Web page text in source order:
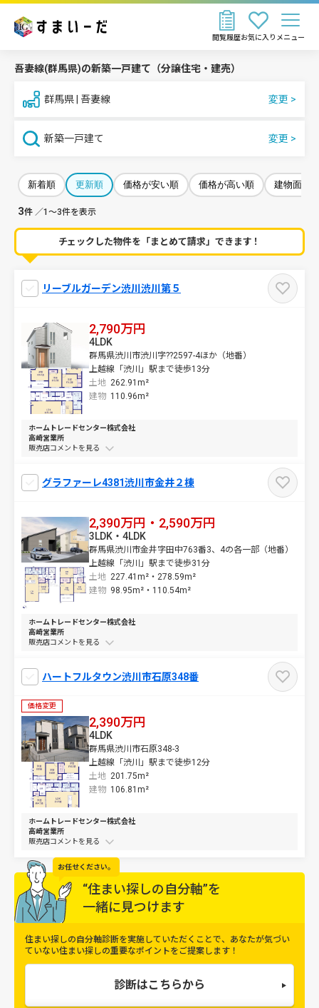
お気に入り
閲覧履歴 メニュー
吾妻線(群馬県)の新築一戸建て（分譲住宅・建売）
群馬県 | 吾妻線
新築一戸建て
新着順 更新順 価格が安い順 価格が高い順 建物面積
3件 ／1～3件を表示
チェックした物件を「まとめて請求」できます！
リーブルガーデン渋川渋川第５
2,790万円
群馬県渋川市渋川字??2597-4ほか（地番）
上越線「渋川」駅まで徒歩13分
土地 262.91m²
4LDK
建物 110.96m²
ホームトレードセンター株式会社
高崎営業所
販売店コメントを
グラファーレ4381渋川市金井２棟
2,390万円・2,590万円
群馬県渋川市金井字田中763番3、4の各一部（地番）
上越線「渋川」駅まで徒歩31分
土地 227.41m²・ 278.59m²
3LDK・4LDK
建物 98.95m²・ 110.54m²
ホームトレードセンター株式会社
高崎営業所
販売店コメントを
ハートフルタウン渋川市石原348番
価格変更
2,390万円
群馬県渋川市石原348-3
上越線「渋川」駅まで徒歩12分
土地 201.75m²
4LDK
建物 106.81m²
ホームトレードセンター株式会社
高崎営業所
販売店コメントを
お任せください。
“住まい探しの自分軸”を
一緒に見つけます
住まい探しの自分軸診断を実施していただくことで、 あなたが気づい
ていない住まい探しの重要なポイントをご提案します！
診断はこちらから